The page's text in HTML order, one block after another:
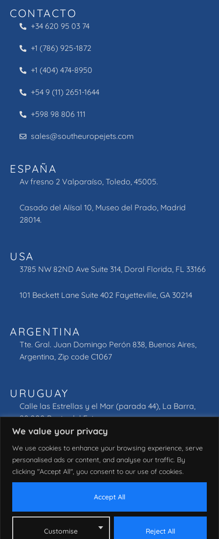
We value your privacy
We use cookies to enhance your browsing experience, serve
personalised ads or content, and analyse our traffic. By
clicking "Accept All", you consent to our use of cookies.
Customise Reject All
Accept All
CONTACTO
+34 620 95 03 74
+1 (786) 925-1872
+1 (404) 474-8950
+54 9 (11) 2651-1644
+598 98 806 111
sales@southeuropejets.com
ESPAÑA
Av fresno 2 Valparaíso, Toledo, 45005.
Casado del Alísal 10, Museo del Prado, Madrid
28014.
USA
3785 NW 82ND Ave Suite 314, Doral Florida, FL 33166
101 Beckett Lane Suite 402 Fayetteville, GA 30214
ARGENTINA
Tte. Gral. Juan Domingo Perón 838, Buenos Aires,
Argentina, Zip code C1067
URUGUAY
Calle las Estrellas y el Mar (parada 44), La Barra,
20.000 Punta del Este.
© 2026 South Europe Jets, LLC. Todos los derechos
reservados.